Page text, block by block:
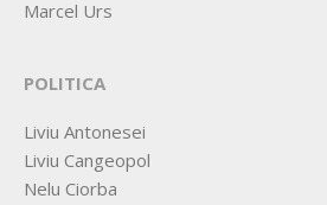
Marcel Urs
POLITICA
Liviu Antonesei
Liviu Cangeopol
Nelu Ciorba